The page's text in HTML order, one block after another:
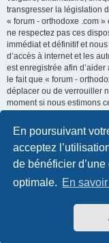
En poursuivant
acceptez
de bénéficier
optimale. En
transgresser la législation
« forum - orthodoxe .com
ne respectez pas ces
immédiat et définitif et
d’accès à internet et les
est enregistrée afin
le fait que « forum -
déplacer ou de verrouiller
moment si nous estimons
que toutes les
dans notre base de
diffusées à une tierce
.com », ni phpBB, ne
tentative de piratage